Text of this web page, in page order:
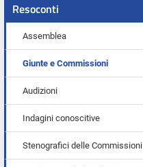
Resoconti
Assemblea
Giunte e Commissioni
Audizioni
Indagini conoscitive
Stenografici delle Commissioni